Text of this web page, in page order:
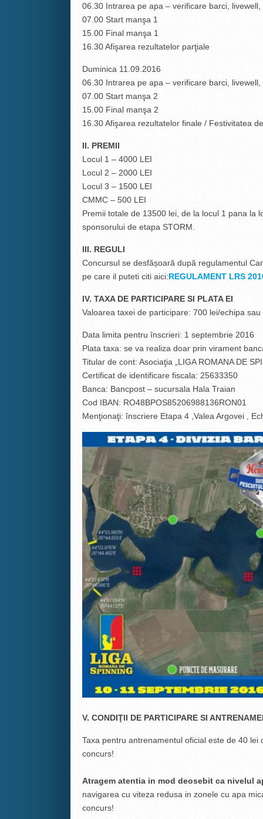
06.30 Intrarea pe apa – verificare barci, livewell,
07.00 Start manşa 1
15.00 Final manşa 1
16.30 Afişarea rezultatelor parţiale
Duminica 11.09.2016
06.30 Intrarea pe apa – verificare barci, livewell,
07.00 Start manşa 2
15.00 Final manşa 2
16.30 Afişarea rezultatelor finale / Festivitatea
II. PREMII
Locul 1 – 4000 LEI
Locul 2 – 2000 LEI
Locul 3 – 1500 LEI
CMMC – 500 LEI
Premii totale de 13500 lei, de la locul 1 pana la
sponsorului de etapa STORM.
III. REGULI
Concursul se desfășoară după regulamentul
pe care il puteti citi aici:REGULAMENT LRS
IV. TAXA DE PARTICIPARE SI PLATA EI
Valoarea taxei de participare: 700 lei/echipa
Data limita pentru înscrieri: 1 septembrie 2016
Plata taxa: se va realiza doar prin virament
Titular de cont: Asociaţia „LIGA ROMANA DE
Certificat de identificare fiscala: 25633350
Banca: Bancpost – sucursala Hala Traian
Cod IBAN: RO48BPOS85206988136RON01
Menţionaţi: înscriere Etapa 4 ,Valea Argovei ,
V. CONDIŢII DE PARTICIPARE SI
Taxa pentru antrenamentul oficial este de 40
concurs!
Atragem atentia in mod deosebit ca nivelul
navigarea cu viteza redusa in zonele cu apa
concurs!